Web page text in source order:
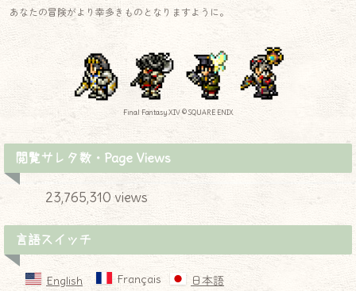
あなたの冒険がより幸多きものとなりますように。
Final Fantasy XIV © SQUARE ENIX
閲覧サレタ数・Page Views
23,765,310 views
言語スイッチ
English Français 日本語